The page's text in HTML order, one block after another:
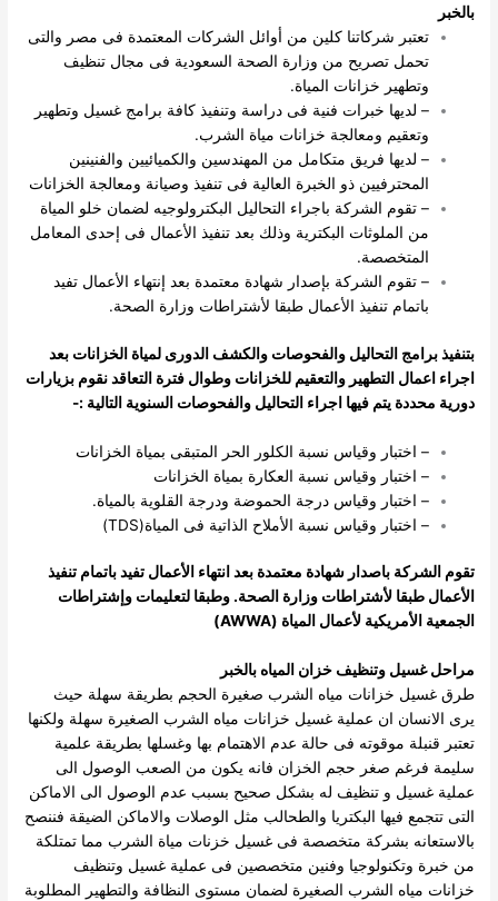
بالخبر
تعتبر شركاتنا كلين من أوائل الشركات المعتمدة فى مصر والتى
تحمل تصريح من وزارة الصحة السعودية فى مجال تنظيف
وتطهير خزانات المياة.
– لديها خبرات فنية فى دراسة وتنفيذ كافة برامج غسيل وتطهير
وتعقيم ومعالجة خزانات مياة الشرب.
– لديها فريق متكامل من المهندسين والكميائيين والفنينين
المحترفيين ذو الخبرة العالية فى تنفيذ وصيانة ومعالجة الخزانات
– تقوم الشركة باجراء التحاليل البكترولوجيه لضمان خلو المياة
من الملوثات البكترية وذلك بعد تنفيذ الأعمال فى إحدى المعامل
المتخصصة.
– تقوم الشركة بإصدار شهادة معتمدة بعد إنتهاء الأعمال تفيد
باتمام تنفيذ الأعمال طبقا لأشتراطات وزارة الصحة.
بتنفيذ برامج التحاليل والفحوصات والكشف الدورى لمياة الخزانات بعد
اجراء اعمال التطهير والتعقيم للخزانات وطوال فترة التعاقد نقوم بزيارات
دورية محددة يتم فيها اجراء التحاليل والفحوصات السنوية التالية :-
– اختبار وقياس نسبة الكلور الحر المتبقى بمياة الخزانات
– اختبار وقياس نسبة العكارة بمياة الخزانات
– اختبار وقياس درجة الحموضة ودرجة القلوية بالمياة.
– اختبار وقياس نسبة الأملاح الذاتية فى المياة(TDS)
تقوم الشركة باصدار شهادة معتمدة بعد انتهاء الأعمال تفيد باتمام تنفيذ
الأعمال طبقا لأشتراطات وزارة الصحة. وطبقا لتعليمات وإشتراطات
الجمعية الأمريكية لأعمال المياة (AWWA)
مراحل غسيل وتنظيف خزان المياه بالخبر
طرق غسيل خزانات مياه الشرب صغيرة الحجم بطريقة سهلة حيث
يرى الانسان ان عملية غسيل خزانات مياه الشرب الصغيرة سهلة ولكنها
تعتبر قنبلة موقوته فى حالة عدم الاهتمام بها وغسلها بطريقة علمية
سليمة فرغم صغر حجم الخزان فانه يكون من الصعب الوصول الى
عملية غسيل و تنظيف له بشكل صحيح بسبب عدم الوصول الى الاماكن
التى تتجمع فيها البكتريا والطحالب مثل الوصلات والاماكن الضيقة فننصح
بالاستعانه بشركة متخصصة فى غسيل خزنات مياة الشرب مما تمتلكة
من خبرة وتكنولوجيا وفنين متخصصين فى عملية غسيل وتنظيف
خزانات مياه الشرب الصغيرة لضمان مستوى النظافة والتطهير المطلوبة